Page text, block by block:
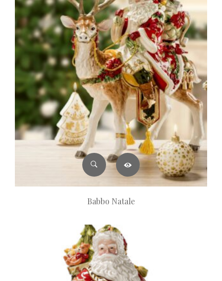
Babbo Natale